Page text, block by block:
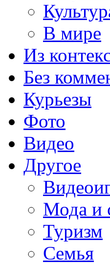
В мире
Из
Без
Курьезы
Фото
Видео
Другое
Мода и
Туризм
Семья